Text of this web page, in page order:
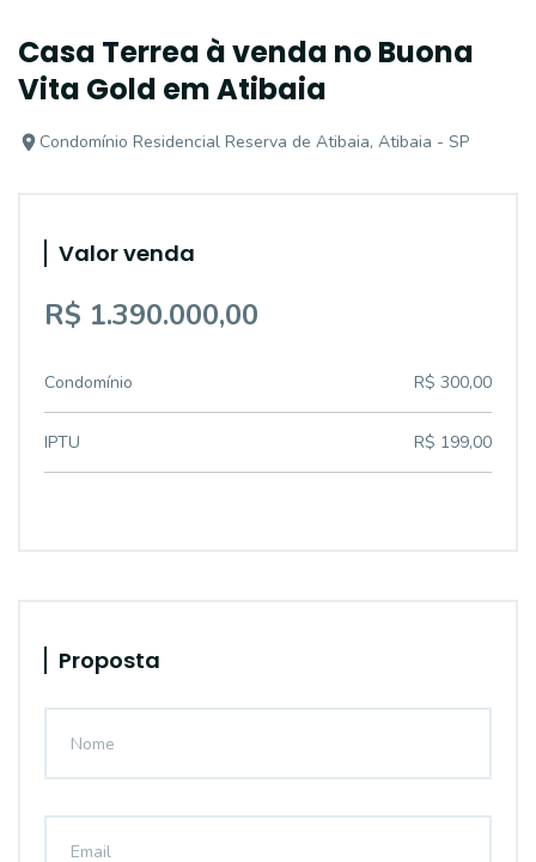
Casa Terrea à venda no Buona
Vita Gold em Atibaia
Condomínio Residencial Reserva de Atibaia, Atibaia - SP
Valor venda
R$ 1.390.000,00
Condomínio R$ 300,00
IPTU R$ 199,00
Proposta